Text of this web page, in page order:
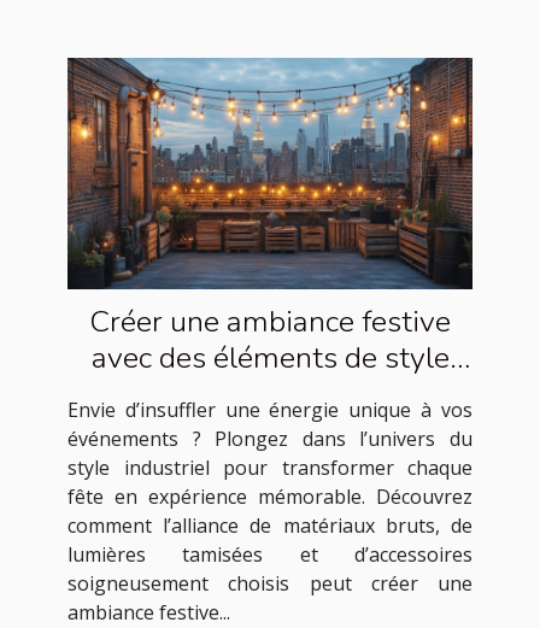
Créer une ambiance festive
avec des éléments de style
industriel
Envie d’insuffler une énergie unique à vos
événements ? Plongez dans l’univers du
style industriel pour transformer chaque
fête en expérience mémorable. Découvrez
comment l’alliance de matériaux bruts, de
lumières tamisées et d’accessoires
soigneusement choisis peut créer une
ambiance festive...